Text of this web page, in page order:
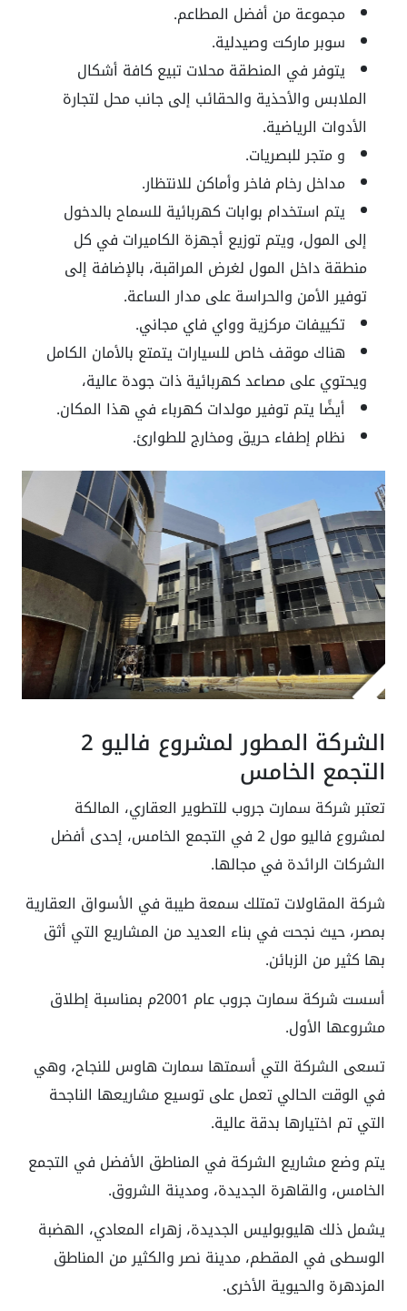
مجموعة من أفضل المطاعم.
سوبر ماركت وصيدلية.
يتوفر في المنطقة محلات تبيع كافة أشكال
الملابس والأحذية والحقائب إلى جانب محل لتجارة
الأدوات الرياضية.
و متجر للبصريات.
مداخل رخام فاخر وأماكن للانتظار.
يتم استخدام بوابات كهربائية للسماح بالدخول
إلى المول، ويتم توزيع أجهزة الكاميرات في كل
منطقة داخل المول لغرض المراقبة، بالإضافة إلى
توفير الأمن والحراسة على مدار الساعة.
تكييفات مركزية وواي فاي مجاني.
هناك موقف خاص للسيارات يتمتع بالأمان الكامل
ويحتوي على مصاعد كهربائية ذات جودة عالية،
أيضًا يتم توفير مولدات كهرباء في هذا المكان.
نظام إطفاء حريق ومخارج للطوارئ.
الشركة المطور لمشروع فاليو 2
التجمع الخامس
تعتبر شركة سمارت جروب للتطوير العقاري، المالكة
لمشروع فاليو مول 2 في التجمع الخامس، إحدى أفضل
الشركات الرائدة في مجالها.
شركة المقاولات تمتلك سمعة طيبة في الأسواق العقارية
بمصر، حيث نجحت في بناء العديد من المشاريع التي أثق
بها كثير من الزبائن.
أسست شركة سمارت جروب عام 2001م بمناسبة إطلاق
مشروعها الأول.
تسعى الشركة التي أسمتها سمارت هاوس للنجاح، وهي
في الوقت الحالي تعمل على توسيع مشاريعها الناجحة
التي تم اختيارها بدقة عالية.
يتم وضع مشاريع الشركة في المناطق الأفضل في التجمع
الخامس، والقاهرة الجديدة، ومدينة الشروق.
يشمل ذلك هليوبوليس الجديدة، زهراء المعادي، الهضبة
الوسطى في المقطم، مدينة نصر والكثير من المناطق
المزدهرة والحيوية الأخرى.